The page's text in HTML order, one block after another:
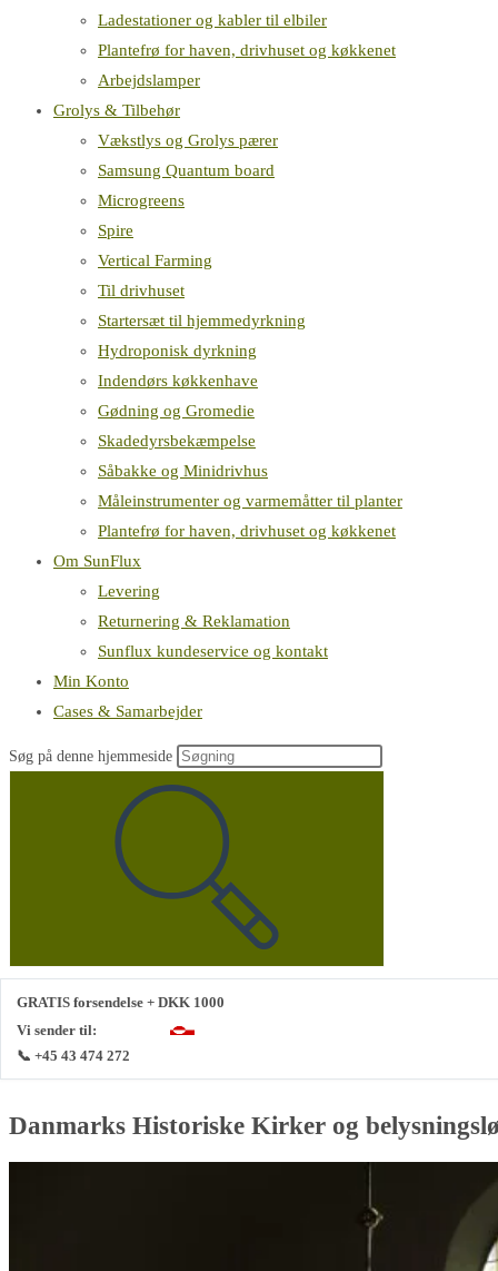
Ladestationer og kabler til elbiler
Plantefrø for haven, drivhuset og køkkenet
Arbejdslamper
Grolys & Tilbehør
Vækstlys og Grolys pærer
Samsung Quantum board
Microgreens
Spire
Vertical Farming
Til drivhuset
Startersæt til hjemmedyrkning
Hydroponisk dyrkning
Indendørs køkkenhave
Gødning og Gromedie
Skadedyrsbekæmpelse
Såbakke og Minidrivhus
Måleinstrumenter og varmemåtter til planter
Plantefrø for haven, drivhuset og køkkenet
Om SunFlux
Levering
Returnering & Reklamation
Sunflux kundeservice og kontakt
Min Konto
Cases & Samarbejder
Søg på denne hjemmeside
GRATIS forsendelse + DKK 1000
Vi sender til:
📞 +45 43 474 272
Danmarks Historiske Kirker og